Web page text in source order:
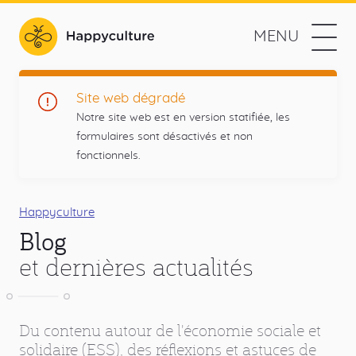
contenu
web
MENU
Navigation
principal
Méthodologie
Réseaux
sociaux
Twitter Github
Blog
Site web dégradé
Notre site web est en version statifiée, les
formulaires sont désactivés et non
fonctionnels.
Fil
d'Ariane
Happyculture
Blog
et dernières actualités
Du contenu autour de l'économie sociale et
solidaire (ESS), des réflexions et astuces de